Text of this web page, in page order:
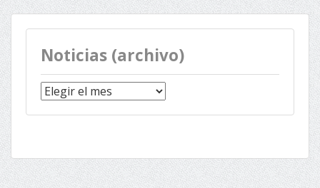
Noticias (archivo)
Noticias
(archivo)